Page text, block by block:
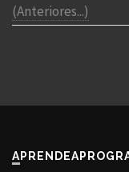
(Anteriores...)